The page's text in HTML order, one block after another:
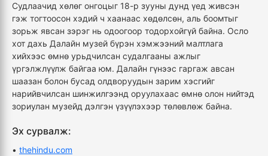
Судлаачид хөлөг онгоцыг 18-р зууны дунд үед живсэн
гэж тогтоосон хэдий ч хаанаас хөдөлсөн, аль боомтыг
зорьж явсан зэрэг нь одоогоор тодорхойгүй байна. Осло
хот дахь Далайн музей бүрэн хэмжээний малтлага
хийхээс өмнө урьдчилсан судалгааны ажлыг
үргэлжлүүлж байгаа юм. Далайн гүнээс гаргаж авсан
шаазан болон бусад олдворуудын зарим хэсгийг
нарийвчилсан шинжилгээнд оруулахаас өмнө олон нийтэд
зориулан музейд дэлгэн үзүүлэхээр төлөвлөж байна.
Эх сурвалж:
• thehindu.com